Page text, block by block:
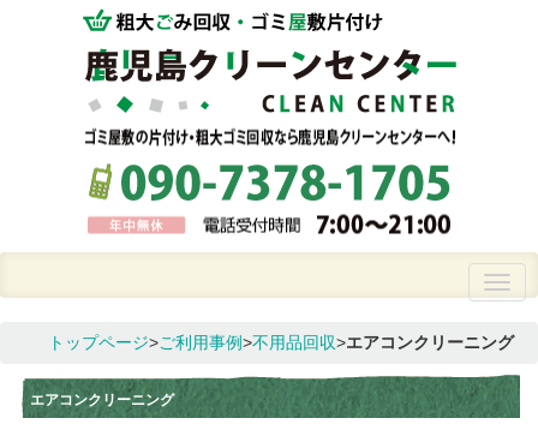
トップページ>ご利用事例>不用品回収>エアコンクリーニング
エアコンクリーニング